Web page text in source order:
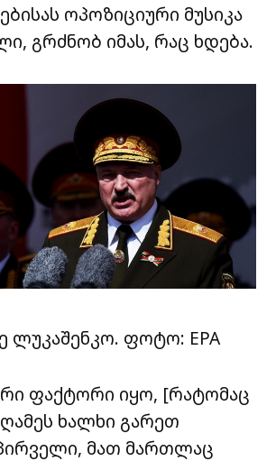
ოპოზიციური მუსიკა
გრძნობ იმას, რაც ხდება.
ლუკაშენკო. ფოტო: EPA
ფაქტორი იყო, [რატომაც
ხალხი გარეთ
მათ მართლაც